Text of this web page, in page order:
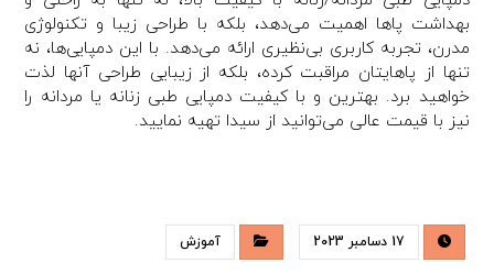
بهداشت پاها اهمیت می‌دهد، بلکه با طراحی زیبا و تکنولوژی
مدرن، تجربه کاربری بی‌نظیری ارائه می‌دهد. با این دمپایی‌ها، نه
تنها از پاهایتان مراقبت کرده، بلکه از زیبایی طراحی آنها لذت
خواهید برد. بهترین و با کیفیت دمپایی طبی زنانه یا مردانه را
نیز با قیمت عالی می‌توانید از سیدا تهیه نمایید.
17 دسامبر 2023 آموزش